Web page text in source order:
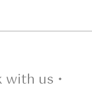
with us •